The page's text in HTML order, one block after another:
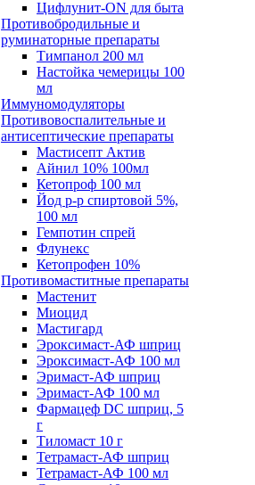
Цифлунит-ON для быта
Противобродильные и
руминаторные препараты
Тимпанол 200 мл
Настойка чемерицы 100
мл
Иммуномодуляторы
Противовоспалительные и
антисептические препараты
Мастисепт Актив
Айнил 10% 100мл
Кетопроф 100 мл
Йод р-р спиртовой 5%,
100 мл
Гемпотин спрей
Флунекс
Кетопрофен 10%
Противомаститные препараты
Мастенит
Миоцид
Мастигард
Эроксимаст-АФ шприц
Эроксимаст-АФ 100 мл
Эримаст-АФ шприц
Эримаст-АФ 100 мл
Фармацеф DC шприц, 5
г
Тиломаст 10 г
Тетрамаст-АФ шприц
Тетрамаст-АФ 100 мл